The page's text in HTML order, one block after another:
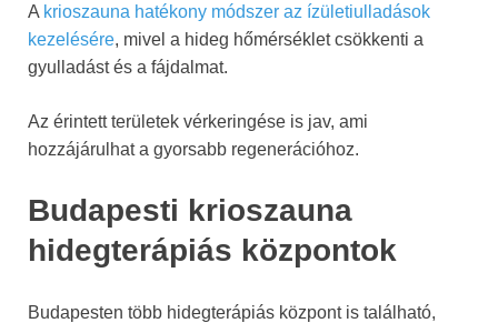
A krioszauna hatékony módszer az ízületiulladások
kezelésére, mivel a hideg hőmérséklet csökkenti a
gyulladást és a fájdalmat.
Az érintett területek vérkeringése is jav, ami
hozzájárulhat a gyorsabb regenerációhoz.
Budapesti krioszauna
hidegterápiás központok
Budapesten több hidegterápiás központ is található,